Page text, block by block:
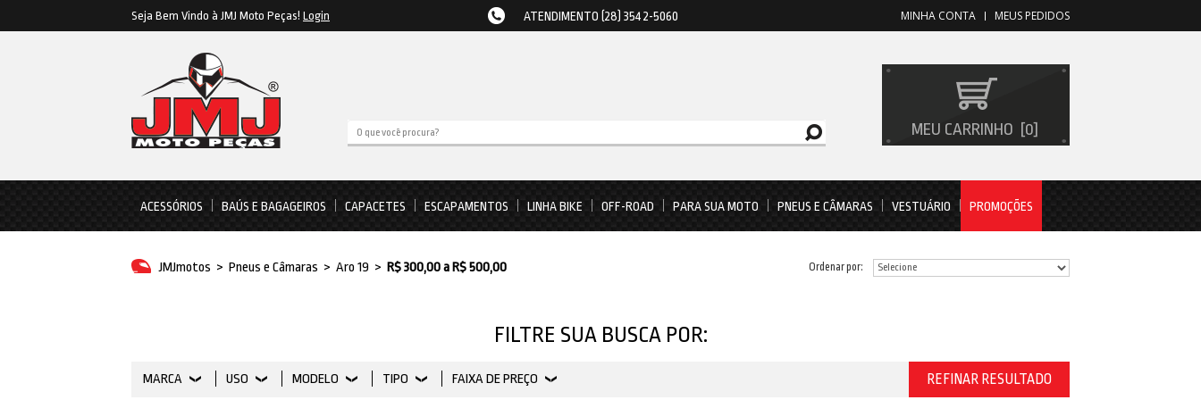
Seja Bem Vindo à JMJ Moto Peças! Login ATENDIMENTO (28) 3542-5060 MEUS PEDIDOS
MINHA CONTA
MEU CARRINHO 0
ACESSÓRIOS BAÚS E BAGAGEIROS CAPACETES ESCAPAMENTOS LINHA BIKE OFF-ROAD PARA SUA MOTO PNEUS E CÂMARAS VESTUÁRIO PROMOÇÕES
JMJmotos > Pneus e Câmaras > Aro 19 > R$ 300,00 a R$ 500,00
FILTRE SUA BUSCA POR:
REFINAR RESULTADO
MARCA USO MODELO TIPO FAIXA DE PREÇO
Ordenar por: